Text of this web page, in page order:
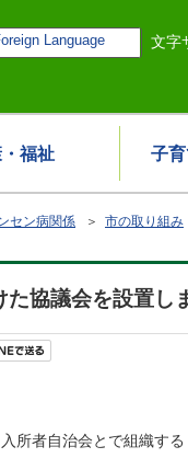
Language 文字
福祉 子
セン病関係 ＞ 市の取り組み
協議会を設置し
所者自治会とで組織す